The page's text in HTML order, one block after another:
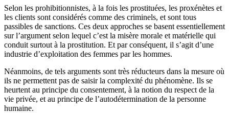
Selon les prohibitionnistes, à la fois les prostituées, les proxénètes et
les clients sont considérés comme des criminels, et sont tous
passibles de sanctions. Ces deux approches se basent essentiellement
sur l’argument selon lequel c’est la misère morale et matérielle qui
conduit surtout à la prostitution. Et par conséquent, il s’agit d’une
industrie d’exploitation des femmes par les hommes.
Néanmoins, de tels arguments sont très réducteurs dans la mesure où
ils ne permettent pas de saisir la complexité du phénomène. Ils se
heurtent au principe du consentement, à la notion du respect de la
vie privée, et au principe de l’autodétermination de la personne
humaine.